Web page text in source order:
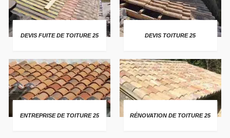
DEVIS FUITE DE TOITURE 25 DEVIS TOITURE 25
ENTREPRISE DE TOITURE 25 RÉNOVATION DE TOITURE 25